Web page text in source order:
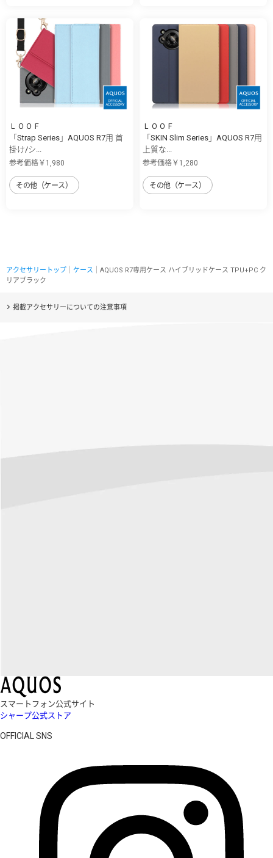
ＬＯＯＦ
「Strap Series」AQUOS R7用 首
掛け/シ...
参考価格￥1,980
その他（ケース）
ＬＯＯＦ
「SKIN Slim Series」AQUOS R7用
上質な...
参考価格￥1,280
その他（ケース）
アクセサリートップ ケース ｜AQUOS R7専用ケース ハイブリッドケース TPU+PC ク
リアブラック
掲載アクセサリーについての注意事項
スマートフォン公式サイト
シャープ公式ストア
OFFICIAL SNS